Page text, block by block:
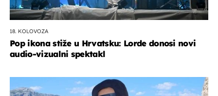
18. KOLOVOZA
Pop ikona stiže u Hrvatsku: Lorde donosi novi
audio-vizualni spektakl